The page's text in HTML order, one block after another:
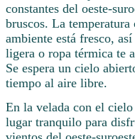
constantes del oeste-
bruscos. La temperatura
ambiente está fresco,
ligera o ropa térmica te
Se espera un cielo
tiempo al aire libre.
En la velada con el
lugar tranquilo para